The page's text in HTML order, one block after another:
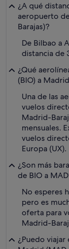
¿A qué
aeropuerto
Barajas)?
De Bilbao a
distancia de
¿Qué
(BIO) a
Una de las
vuelos
Madrid-
mensuales.
vuelos
Europa (UX).
¿Son más
de BIO a
No esperes
pero es
oferta para
Madrid-
¿Puedo